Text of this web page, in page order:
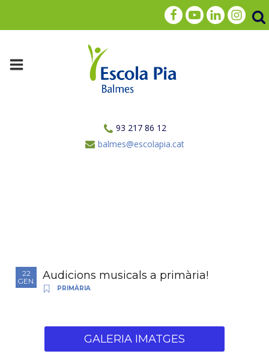
93 217 86 12
balmes@escolapia.cat
22
GEN.
Audicions musicals a primària!
PRIMÀRIA
GALERIA IMATGES